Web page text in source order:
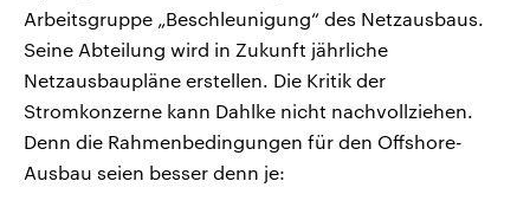
Arbeitsgruppe „Beschleunigung“ des Netzausbaus.
Seine Abteilung wird in Zukunft jährliche
Netzausbaupläne erstellen. Die Kritik der
Stromkonzerne kann Dahlke nicht nachvollziehen.
Denn die Rahmenbedingungen für den Offshore-
Ausbau seien besser denn je: